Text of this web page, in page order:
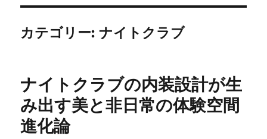
カテゴリー:ナイトクラブ
ナイトクラブの内装設計が生
み出す美と非日常の体験空間
進化論